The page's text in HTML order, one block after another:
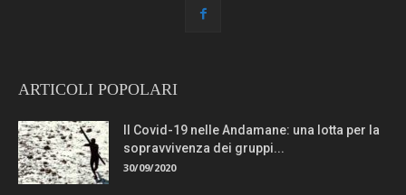
ARTICOLI POPOLARI
Il Covid-19 nelle Andamane: una lotta per la
sopravvivenza dei gruppi...
30/09/2020